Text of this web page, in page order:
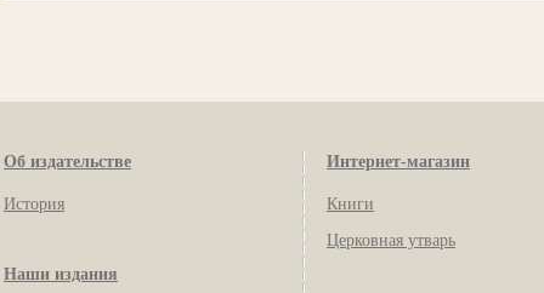
Об издательстве
История
Наши издания
Интернет-магазин
Книги
Церковная утварь